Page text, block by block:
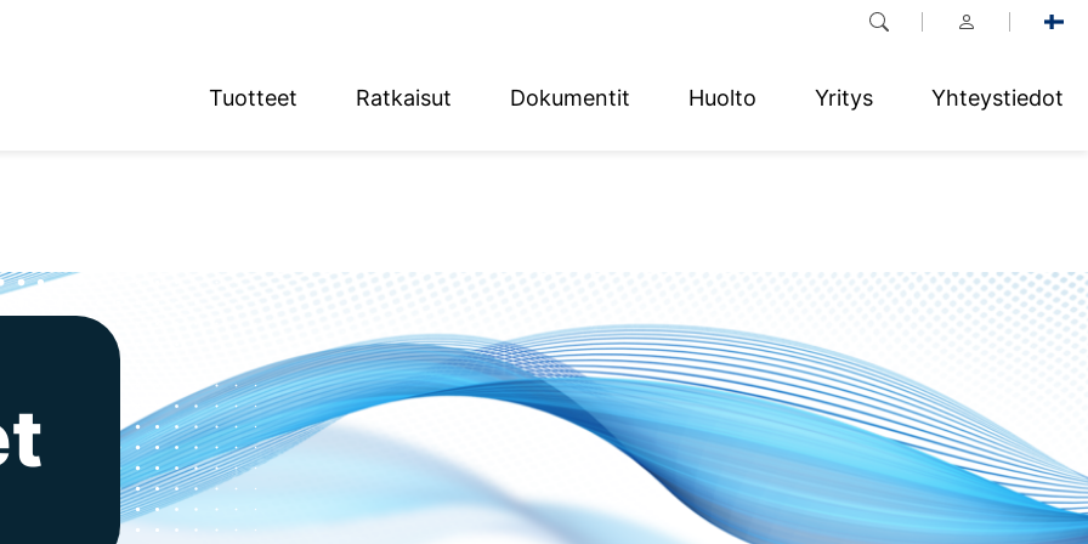
Tuotteet Ratkaisut Dokumentit Huolto Yritys Yhteystiedot
alue